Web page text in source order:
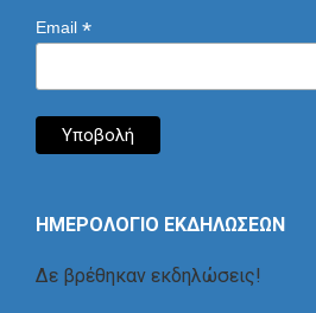
Email *
ΗΜΕΡΟΛΟΓΙΟ ΕΚΔΗΛΩΣΕΩΝ
Δε βρέθηκαν εκδηλώσεις!